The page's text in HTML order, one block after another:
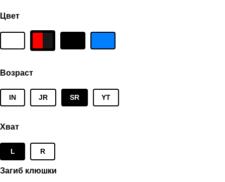
Цвет
Возраст
IN JR SR YT
Хват
L R
Загиб клюшки